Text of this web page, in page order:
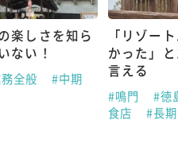
楽しさを知ら
ない！
全般
#中期
「リゾー
かった」
言える
#鳴門
#徳
食店
#長